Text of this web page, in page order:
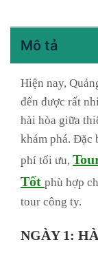
Mô tả
Hiện nay,
đến được rất
hài hòa giữa
khám phá.
phí tối ưu,
Tốt phù hợp
tour công ty.
NGÀY 1: